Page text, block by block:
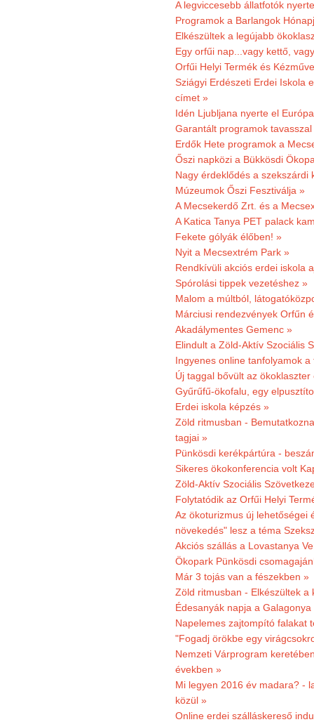
A legviccesebb állatfotók
Programok a Barlangok
Elkészültek a legújabb
Egy orfűi nap...vagy kettő,
Orfűi Helyi Termék és
Sziágyi Erdészeti Erdei Iskola
címet »
Idén Ljubljana nyerte el
Garantált programok tavasszal
Erdők Hete programok a
Őszi napközi a Bükkösdi
Nagy érdeklődés a szekszárdi
Múzeumok Őszi Fesztiválja »
A Mecsekerdő Zrt. és a
A Katica Tanya PET palack
Fekete gólyák élőben! »
Nyit a Mecsextrém Park »
Rendkívüli akciós erdei iskola
Spórolási tippek vezetéshez »
Malom a múltból,
Márciusi rendezvények Orfűn
Akadálymentes Gemenc »
Elindult a Zöld-Aktív Szociális
Ingyenes online tanfolyamok
Új taggal bővült az ökoklaszter
Gyűrűfű-ökofalu, egy
Erdei iskola képzés »
Zöld ritmusban -
tagjai »
Pünkösdi kerékpártúra -
Sikeres ökokonferencia volt
Zöld-Aktív Szociális
Folytatódik az Orfűi Helyi
Az ökoturizmus új lehetőségei
növekedés" lesz a téma
Akciós szállás a Lovastanya
Ökopark Pünkösdi
Már 3 tojás van a fészekben »
Zöld ritmusban - Elkészültek
Édesanyák napja a
Napelemes zajtompító falakat
"Fogadj örökbe egy
Nemzeti Várprogram
években »
Mi legyen 2016 év madara? -
közül »
Online erdei szálláskereső